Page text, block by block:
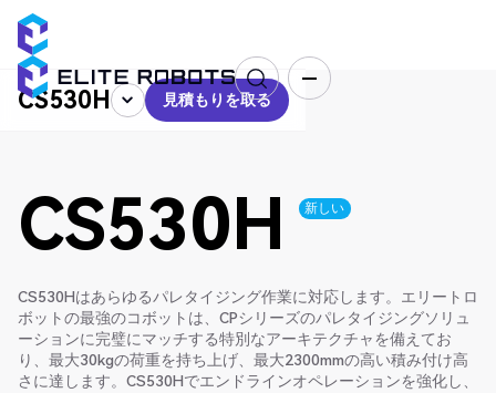
CS530H
見積もりを取る
見積もりを取る
CS530H 新しい
CS530Hはあらゆるパレタイジング作業に対応します。エリートロ
ボットの最強のコボットは、CPシリーズのパレタイジングソリュ
ーションに完璧にマッチする特別なアーキテクチャを備えてお
り、最大30kgの荷重を持ち上げ、最大2300mmの高い積み付け高
さに達します。CS530Hでエンドラインオペレーションを強化し、